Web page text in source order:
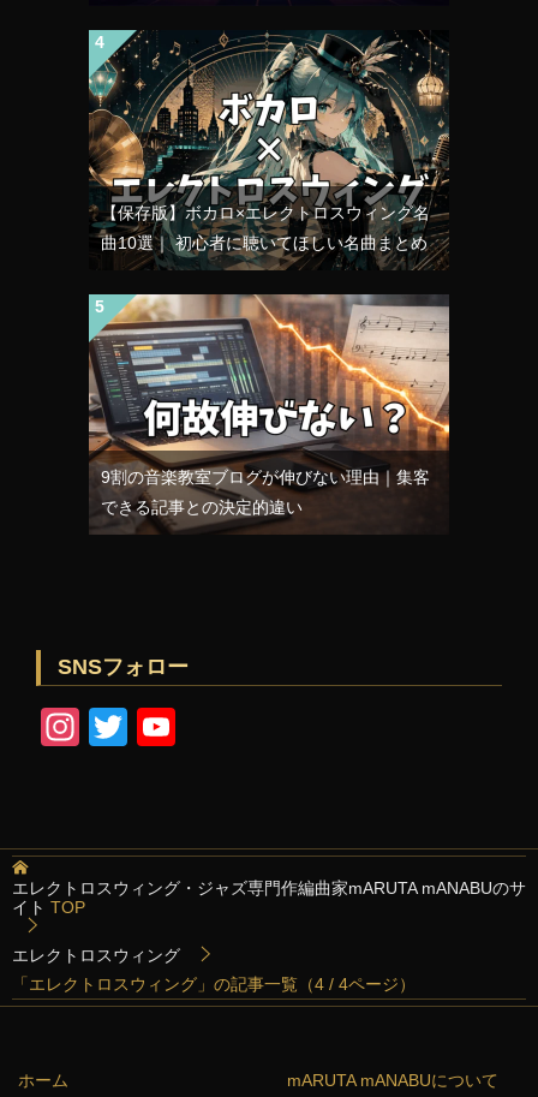
【保存版】ボカロ×エレクトロスウィング名
曲10選｜ 初心者に聴いてほしい名曲まとめ
9割の音楽教室ブログが伸びない理由｜集客
できる記事との決定的違い
SNSフォロー
In
gr
a
m
T
er T
u
e
C
エレクトロスウィング・ジャズ専門作編曲家mARUTA mANABUのサ
イト TOP
エレクトロスウィング
「エレクトロスウィング」の記事一覧（4 / 4ページ）
ホーム mARUTA mANABUについて